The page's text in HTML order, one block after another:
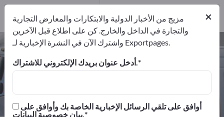
مقطورة نقل – اعثر على الشركات
المصنعة والموردين
7
7
×
مزيج من الأخبار الدولية والابتكارات والمعارض التجارية
والتجارة في الداخل والخارج. كن على اطلاع قبل الآخرين
واشترك الآن في النشرة الإخبارية لـ Exportpages.
أدخل عنوان بريدك الإلكتروني للاشتراك.
بيان خصوصية البيانات.